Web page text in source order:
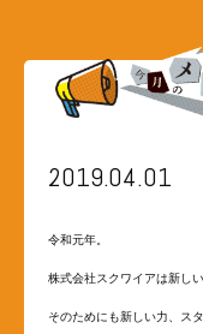
2019.04.01
令和元年。
株式会社スクワイアは新し
そのためにも新しい力、ス